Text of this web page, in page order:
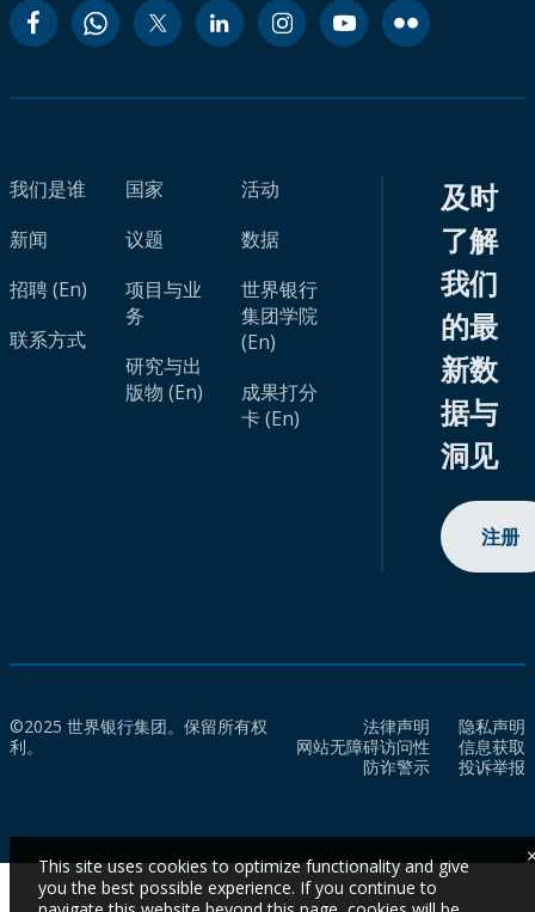
我们是谁
新闻
招聘 (En)
联系方式
国家
议题
项目与业
务
研究与出
版物 (En)
活动
数据
世界银行
集团学院
(En)
成果打分
卡 (En)
及时
了解
我们
的最
新数
据与
洞见
注册
©2025 世界银行集团。保留所有权
利。
法律声明
隐私声明
网站无障碍访问性
信息获取
防诈警示
投诉举报
This site uses cookies to optimize functionality and give
you the best possible experience. If you continue to